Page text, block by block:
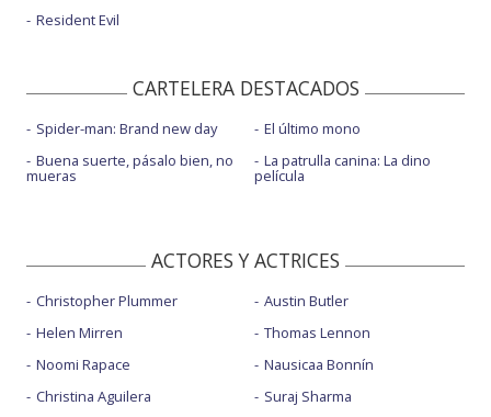
Resident Evil
CARTELERA DESTACADOS
Spider-man: Brand new day
Buena suerte, pásalo bien, no
mueras
El último mono
La patrulla canina: La dino
película
ACTORES Y ACTRICES
Christopher Plummer
Helen Mirren
Noomi Rapace
Christina Aguilera
Austin Butler
Thomas Lennon
Nausicaa Bonnín
Suraj Sharma